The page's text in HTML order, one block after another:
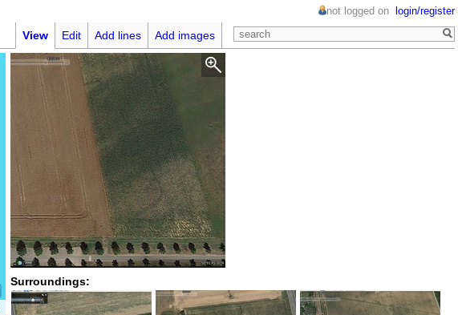
not logged on login/register
View Edit Add lines Add images
Surroundings: